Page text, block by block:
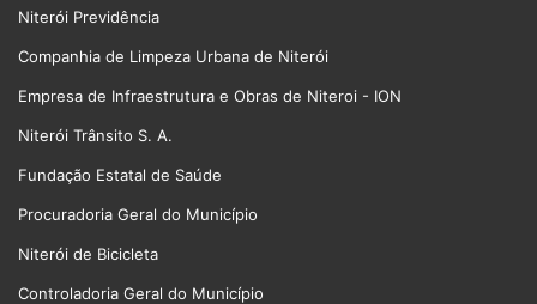
Niterói Previdência
Companhia de Limpeza Urbana de Niterói
Empresa de Infraestrutura e Obras de Niteroi - ION
Niterói Trânsito S. A.
Fundação Estatal de Saúde
Procuradoria Geral do Município
Niterói de Bicicleta
Controladoria Geral do Município